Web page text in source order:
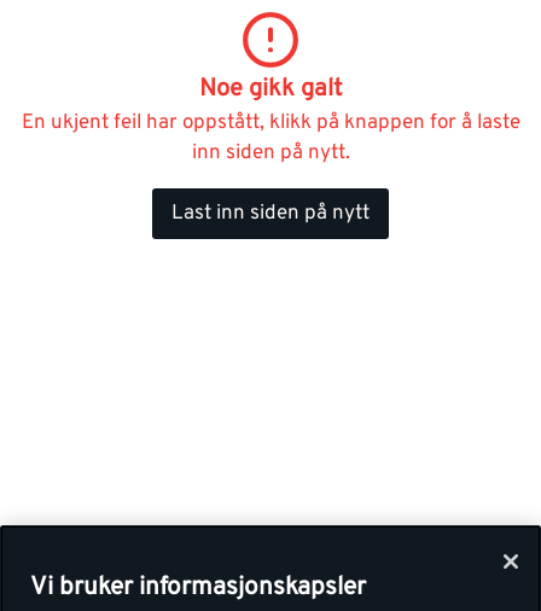
Noe gikk galt
En ukjent feil har oppstått, klikk på knappen for å laste
inn siden på nytt.
Last inn siden på nytt
Vi bruker informasjonskapsler